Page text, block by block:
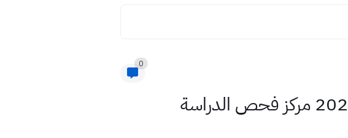
0
الاجوبة النموذجية الاحياء التمهيدي السادس احيائي 2020 مركز فحص الدراسة